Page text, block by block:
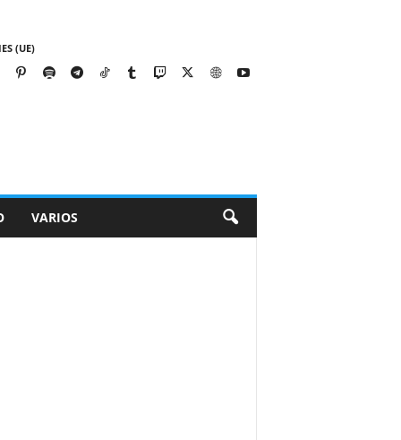
(UE)
VARIOS